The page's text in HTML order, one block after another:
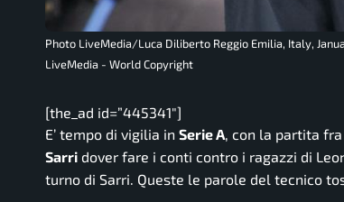
Photo LiveMedia/Luca Diliberto Reggio Emilia, Italy,
LiveMedia - World Copyright
[the_ad id=”445341″]
E’ tempo di vigilia in Serie A, con la partita fra
Sarri dover fare i conti contro i ragazzi di
turno di Sarri. Queste le parole del tecnico